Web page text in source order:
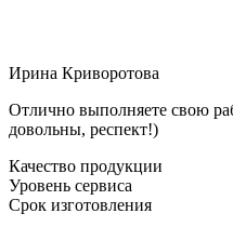
Ирина Криворотова
Отлично выполняете свою
довольны, респект!)
Качество продукции
Уровень сервиса
Срок изготовления